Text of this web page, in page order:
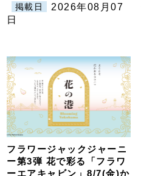
掲載日
2026年08月07
日
フラワージャックジャーニ
ー第3弾 花で彩る「フラワ
ーエアキャビン」8/7(金)か